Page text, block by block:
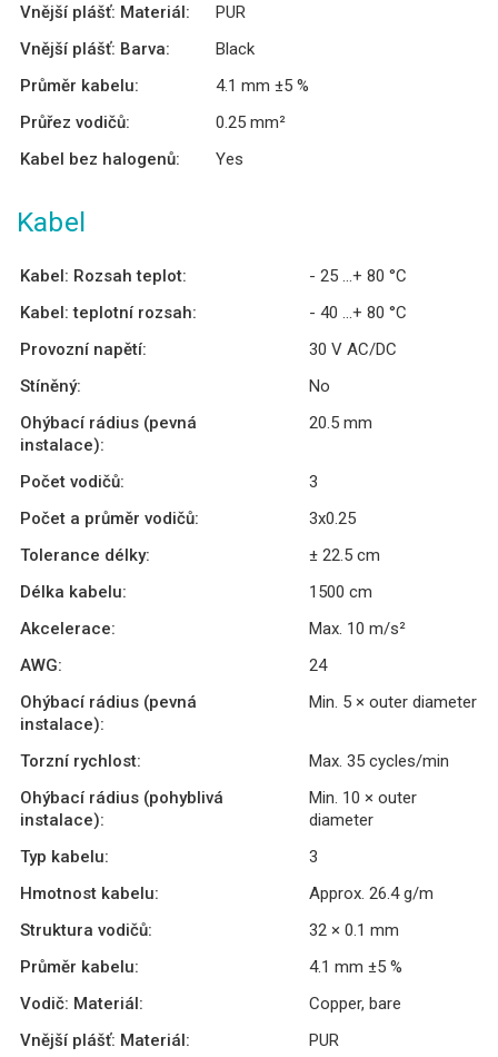
Vnější plášť: Materiál:
PUR
Vnější plášť: Barva:
Black
Průměr kabelu:
4.1 mm ±5 %
Průřez vodičů:
0.25 mm²
Kabel bez halogenů:
Yes
Kabel
Kabel: Rozsah teplot:
- 25 ...+ 80 °C
Kabel: teplotní rozsah:
- 40 ...+ 80 °C
Provozní napětí:
30 V AC/DC
Stíněný:
No
Ohýbací rádius (pevná
instalace):
20.5 mm
Počet vodičů:
3
Počet a průměr vodičů:
3x0.25
Tolerance délky:
± 22.5 cm
Délka kabelu:
1500 cm
Akcelerace:
Max. 10 m/s²
AWG:
24
Ohýbací rádius (pevná
instalace):
Min. 5 × outer diameter
Torzní rychlost:
Max. 35 cycles/min
Ohýbací rádius (pohyblivá
instalace):
Min. 10 × outer
diameter
Typ kabelu:
3
Hmotnost kabelu:
Approx. 26.4 g/m
Struktura vodičů:
32 × 0.1 mm
Průměr kabelu:
4.1 mm ±5 %
Vodič: Materiál:
Copper, bare
Vnější plášť: Materiál:
PUR